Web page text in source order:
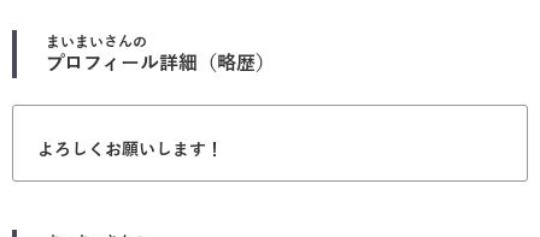
まいまい さんの
プロフィール詳細（略歴）
よろしくお願いします！